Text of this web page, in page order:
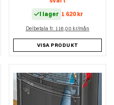
I lager 1 620 kr
Delbetala fr. 116,00 kr/mån
VISA PRODUKT